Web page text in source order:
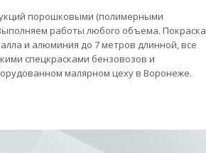
порошковыми (полимерными
работы любого объема. Покраска
и алюминия до 7 метров длинной, все
спецкрасками бензовозов и
малярном цеху в Воронеже.